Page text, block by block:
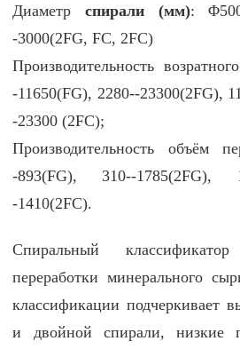
Диаметр спирали (мм):
-3000(2FG,FC, 2FC)
Производительность в
-11650(FG), 2280--23300(2FG),
-23300 (2FC);
Производительность объём
-893(FG), 310--1785(2FG),
-1410(2FC).
Спиральный
переработки минерального
классификации подчеркивает
и двойной спирали, низкие